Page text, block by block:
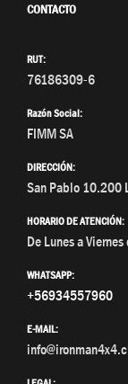
CONTACTO
RUT:
76186309-6
Razón Social:
FIMM SA
DIRECCIÓN:
San Pablo 10.200
HORARIO DE ATENCIÓN:
De Lunes a
WHATSAPP:
+56934557960
E-MAIL: